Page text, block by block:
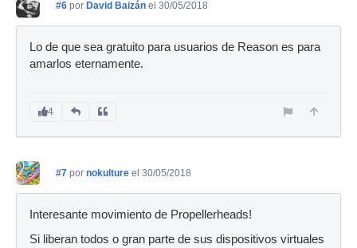
#6 por David Baizán el 30/05/2018
Lo de que sea gratuito para usuarios de Reason es para
amarlos eternamente.
4
#7 por nokulture el 30/05/2018
Interesante movimiento de Propellerheads!
Si liberan todos o gran parte de sus dispositivos virtuales